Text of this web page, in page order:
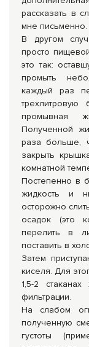
рассказать в
мне письменно.
В другом
просто
это так:
промыть
каждый раз
промывная
Полученной
раза больше,
закрыть
комнатной
Постепенно в
жидкость и
осторожно
осадок (это
перелить в
поставить в
Затем
киселя. Для
1,5-2
фильтрации.
На слабом
полученную
густоты